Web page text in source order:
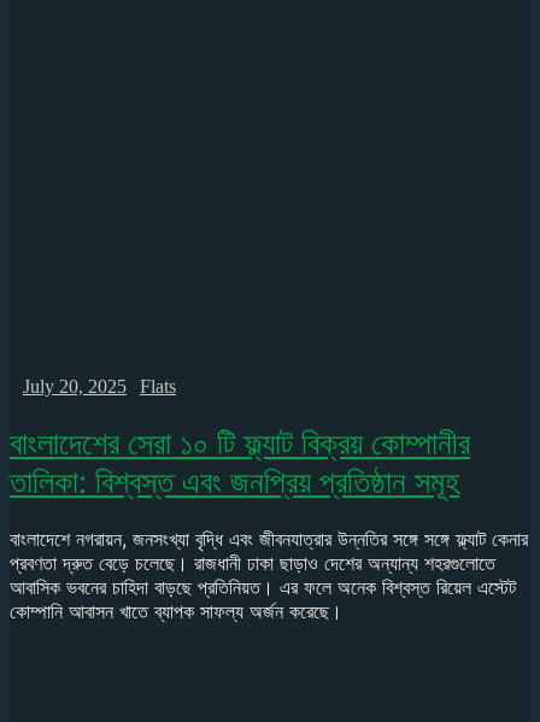
July 20, 2025 Flats
বাংলাদেশের সেরা ১০ টি ফ্ল্যাট বিক্রয় কোম্পানীর
তালিকা: বিশ্বস্ত এবং জনপ্রিয় প্রতিষ্ঠান সমূহ
বাংলাদেশে নগরায়ন, জনসংখ্যা বৃদ্ধি এবং জীবনযাত্রার উন্নতির সঙ্গে সঙ্গে ফ্ল্যাট কেনার
প্রবণতা দ্রুত বেড়ে চলেছে। রাজধানী ঢাকা ছাড়াও দেশের অন্যান্য শহরগুলোতে
আবাসিক ভবনের চাহিদা বাড়ছে প্রতিনিয়ত। এর ফলে অনেক বিশ্বস্ত রিয়েল এস্টেট
কোম্পানি আবাসন খাতে ব্যাপক সাফল্য অর্জন করেছে।